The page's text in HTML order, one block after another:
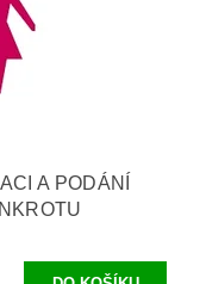
A PODÁNÍ